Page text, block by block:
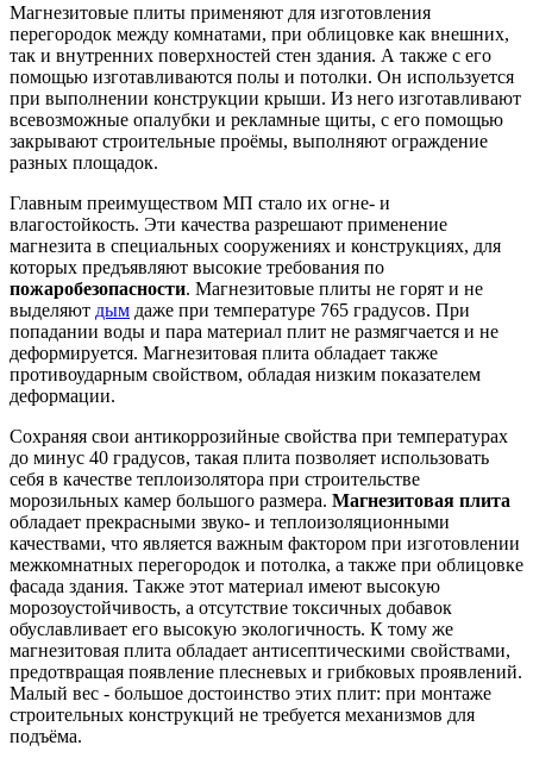
Магнезитовые плиты применяют для изготовления
перегородок между комнатами, при облицовке как внешних,
так и внутренних поверхностей стен здания. А также с его
помощью изготавливаются полы и потолки. Он используется
при выполнении конструкции крыши. Из него изготавливают
всевозможные опалубки и рекламные щиты, с его помощью
закрывают строительные проёмы, выполняют ограждение
разных площадок.
Главным преимуществом МП стало их огне- и
влагостойкость. Эти качества разрешают применение
магнезита в специальных сооружениях и конструкциях, для
которых предъявляют высокие требования по
пожаробезопасности. Магнезитовые плиты не горят и не
выделяют дым даже при температуре 765 градусов. При
попадании воды и пара материал плит не размягчается и не
деформируется. Магнезитовая плита обладает также
противоударным свойством, обладая низким показателем
деформации.
Сохраняя свои антикоррозийные свойства при температурах
до минус 40 градусов, такая плита позволяет использовать
себя в качестве теплоизолятора при строительстве
морозильных камер большого размера. Магнезитовая плита
обладает прекрасными звуко- и теплоизоляционными
качествами, что является важным фактором при изготовлении
межкомнатных перегородок и потолка, а также при облицовке
фасада здания. Также этот материал имеют высокую
морозоустойчивость, а отсутствие токсичных добавок
обуславливает его высокую экологичность. К тому же
магнезитовая плита обладает антисептическими свойствами,
предотвращая появление плесневых и грибковых проявлений.
Малый вес - большое достоинство этих плит: при монтаже
строительных конструкций не требуется механизмов для
подъёма.